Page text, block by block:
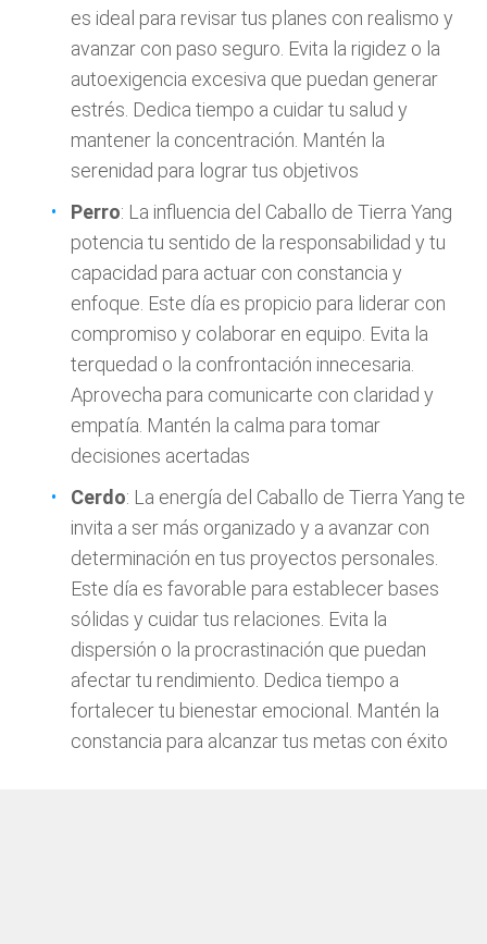
es ideal para revisar tus planes con realismo y
avanzar con paso seguro. Evita la rigidez o la
autoexigencia excesiva que puedan generar
estrés. Dedica tiempo a cuidar tu salud y
mantener la concentración. Mantén la
serenidad para lograr tus objetivos
Perro: La influencia del Caballo de Tierra Yang
potencia tu sentido de la responsabilidad y tu
capacidad para actuar con constancia y
enfoque. Este día es propicio para liderar con
compromiso y colaborar en equipo. Evita la
terquedad o la confrontación innecesaria.
Aprovecha para comunicarte con claridad y
empatía. Mantén la calma para tomar
decisiones acertadas
Cerdo: La energía del Caballo de Tierra Yang te
invita a ser más organizado y a avanzar con
determinación en tus proyectos personales.
Este día es favorable para establecer bases
sólidas y cuidar tus relaciones. Evita la
dispersión o la procrastinación que puedan
afectar tu rendimiento. Dedica tiempo a
fortalecer tu bienestar emocional. Mantén la
constancia para alcanzar tus metas con éxito